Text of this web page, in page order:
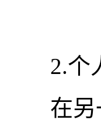
2.个人
在另一